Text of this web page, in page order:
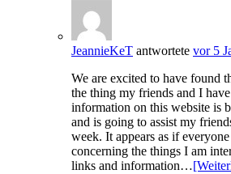
JeannieKeT antwortete vor 5
We are excited to have found
the thing my friends and I
information on this website is
and is going to assist my
week. It appears as if
concerning the things I am
links and information…